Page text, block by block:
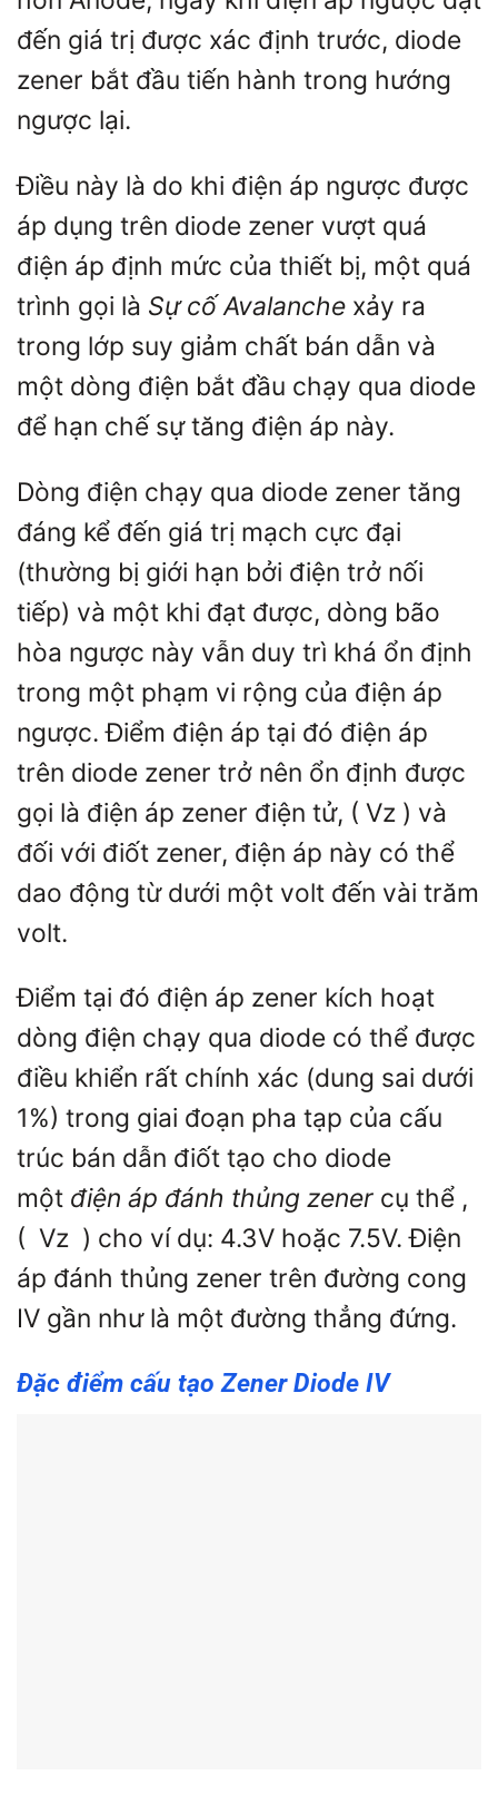
đến giá trị được xác định trước, diode
zener bắt đầu tiến hành trong hướng
ngược lại.
Điều này là do khi điện áp ngược được
áp dụng trên diode zener vượt quá
điện áp định mức của thiết bị, một quá
trình gọi là Sự cố Avalanche xảy ra
trong lớp suy giảm chất bán dẫn và
một dòng điện bắt đầu chạy qua diode
để hạn chế sự tăng điện áp này.
Dòng điện chạy qua diode zener tăng
đáng kể đến giá trị mạch cực đại
(thường bị giới hạn bởi điện trở nối
tiếp) và một khi đạt được, dòng bão
hòa ngược này vẫn duy trì khá ổn định
trong một phạm vi rộng của điện áp
ngược. Điểm điện áp tại đó điện áp
trên diode zener trở nên ổn định được
gọi là điện áp zener điện tử, ( Vz ) và
đối với điốt zener, điện áp này có thể
dao động từ dưới một volt đến vài trăm
volt.
Điểm tại đó điện áp zener kích hoạt
dòng điện chạy qua diode có thể được
điều khiển rất chính xác (dung sai dưới
1%) trong giai đoạn pha tạp của cấu
trúc bán dẫn điốt tạo cho diode
một điện áp đánh thủng zener cụ thể ,
( Vz ) cho ví dụ: 4.3V hoặc 7.5V. Điện
áp đánh thủng zener trên đường cong
IV gần như là một đường thẳng đứng.
Đặc điểm cấu tạo Zener Diode IV